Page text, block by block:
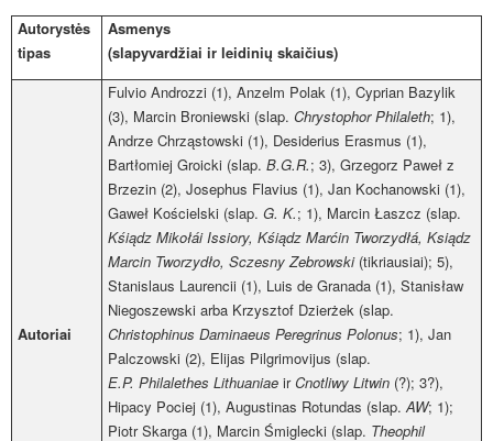
Autorystės
tipas
Asmenys
(slapyvardžiai ir leidinių skaičius)
Autoriai
Fulvio Androzzi (1), Anzelm Polak (1), Cyprian Bazylik
(3), Marcin Broniewski (slap. Chrystophor Philaleth; 1),
Andrze Chrząstowski (1), Desiderius Erasmus (1),
Bartłomiej Groicki (slap. B.G.R.; 3), Grzegorz Paweł z
Brzezin (2), Josephus Flavius (1), Jan Kochanowski (1),
Gaweł Kościelski (slap. G. K.; 1), Marcin Łaszcz (slap.
Kśiądz Mikołái Issiory, Kśiądz Marćin Tworzydłá, Ksiądz
Marcin Tworzydło, Sczesny Zebrowski(tikriausiai); 5),
Stanislaus Laurencii (1), Luis de Granada (1), Stanisław
Niegoszewski arba Krzysztof Dzierżek (slap.
Christophinus Daminaeus Peregrinus Polonus; 1), Jan
Palczowski (2), Elijas Pilgrimovijus (slap.
E.P. Philalethes Lithuaniae irCnotliwy Litwin (?); 3?),
Hipacy Pociej (1), Augustinas Rotundas (slap.AW; 1);
Piotr Skarga (1), Marcin Śmiglecki (slap. Theophil